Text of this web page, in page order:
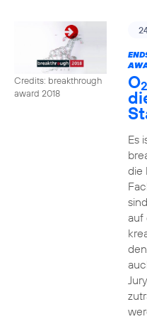
Credits: breakthrough
award 2018
O2
Es
die
auf